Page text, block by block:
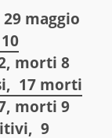
maggio
morti 8
17 morti
morti 9
9